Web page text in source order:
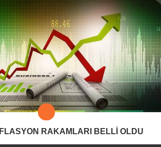
RAKAMLARI BELLİ OLDU